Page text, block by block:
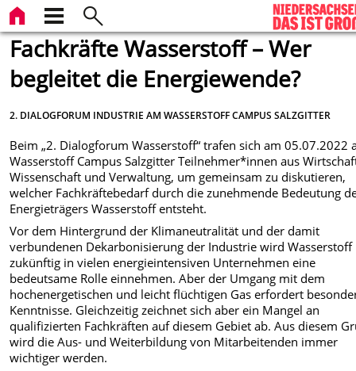
Fachkräfte Wasserstoff – Wer
begleitet die Energiewende?
2. DIALOGFORUM INDUSTRIE AM WASSERSTOFF CAMPUS SALZGITTER
Beim „2. Dialogforum Wasserstoff“ trafen sich am 05.07.2022
Wasserstoff Campus Salzgitter Teilnehmer*innen aus
Wissenschaft und Verwaltung, um gemeinsam zu diskutieren,
welcher Fachkräftebedarf durch die zunehmende Bedeutung
Energieträgers Wasserstoff entsteht.
Vor dem Hintergrund der Klimaneutralität und der damit
verbundenen Dekarbonisierung der Industrie wird Wasserstoff
zukünftig in vielen energieintensiven Unternehmen eine
bedeutsame Rolle einnehmen. Aber der Umgang mit dem
hochenergetischen und leicht flüchtigen Gas erfordert
Kenntnisse. Gleichzeitig zeichnet sich aber ein Mangel an
qualifizierten Fachkräften auf diesem Gebiet ab. Aus diesem
wird die Aus- und Weiterbildung von Mitarbeitenden immer
wichtiger werden.